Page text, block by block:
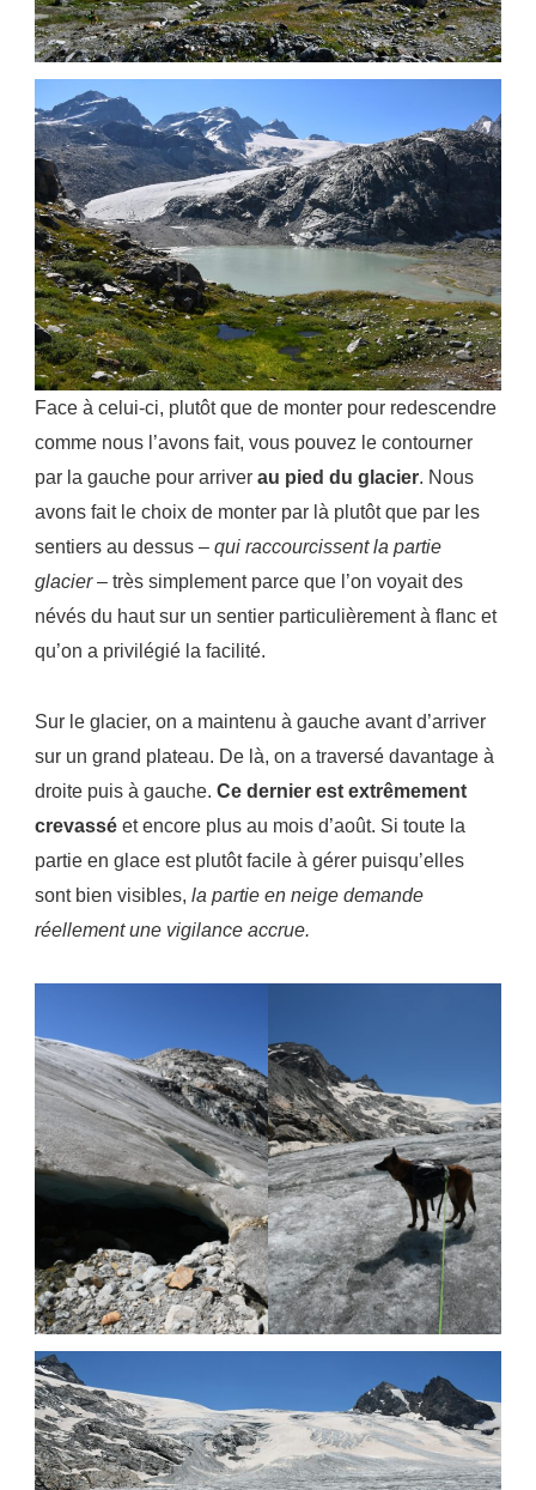
Face à celui-ci, plutôt que de monter pour redescendre
comme nous l’avons fait, vous pouvez le contourner
par la gauche pour arriver au pied du glacier. Nous
avons fait le choix de monter par là plutôt que par les
sentiers au dessus – qui raccourcissent la partie
glacier– très simplement parce que l’on voyait des
névés du haut sur un sentier particulièrement à flanc et
qu’on a privilégié la facilité.
Sur le glacier, on a maintenu à gauche avant d’arriver
sur un grand plateau. De là, on a traversé davantage à
droite puis à gauche. Ce dernier est extrêmement
crevassé et encore plus au mois d’août. Si toute la
partie en glace est plutôt facile à gérer puisqu’elles
sont bien visibles, la partie en neige demande
réellement une vigilance accrue.